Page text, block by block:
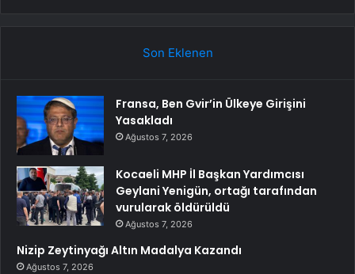
Son Eklenen
Fransa, Ben Gvir’in Ülkeye Girişini
Yasakladı
Ağustos 7, 2026
Kocaeli MHP İl Başkan Yardımcısı
Geylani Yenigün, ortağı tarafından
vurularak öldürüldü
Ağustos 7, 2026
Nizip Zeytinyağı Altın Madalya Kazandı
Ağustos 7, 2026